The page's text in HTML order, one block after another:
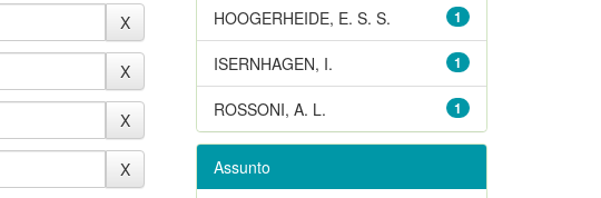
1
HOOGERHEIDE, E. S. S.
1
ISERNHAGEN, I.
1
ROSSONI, A. L.
Assunto